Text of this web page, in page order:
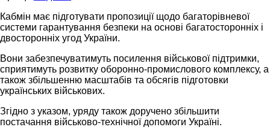
Кабмін має підготувати пропозиції щодо багаторівневої
системи гарантування безпеки на основі багатосторонніх і
двосторонніх угод України.
Вони забезпечуватимуть посилення військової підтримки,
сприятимуть розвитку оборонно-промислового комплексу, а
також збільшенню масштабів та обсягів підготовки
українських військових.
Згідно з указом, уряду також доручено збільшити
постачання військово-технічної допомоги Україні.